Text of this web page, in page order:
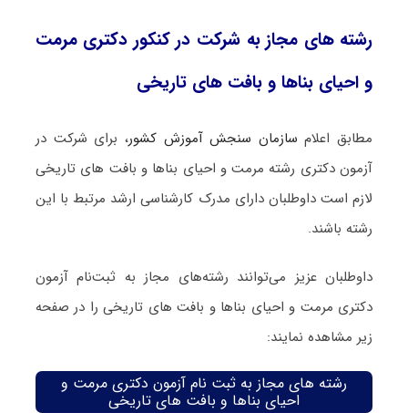
رشته های مجاز به شرکت در کنکور دکتری مرمت
و احیای بناها و بافت های تاریخی
مطابق اعلام سازمان سنجش آموزش کشور، برای شرکت در
آزمون دکتری رشته مرمت و احیای بناها و بافت های تاریخی
لازم است داوطلبان دارای مدرک کارشناسی ارشد مرتبط با این
رشته باشند.
داوطلبان عزیز می‌توانند رشته‌های مجاز به ثبت‌نام آزمون
دکتری مرمت و احیای بناها و بافت های تاریخی را در صفحه
زیر مشاهده نمایند:
رشته های مجاز به ثبت نام آزمون دکتری مرمت و
احیای بناها و بافت های تاریخی